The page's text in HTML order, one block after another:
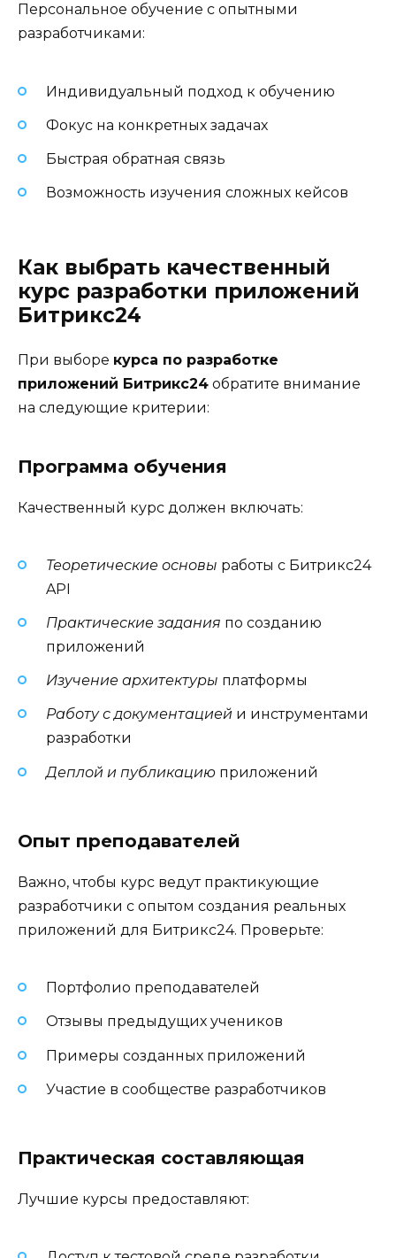
Персональное обучение с опытными
разработчиками:
Индивидуальный подход к обучению
Фокус на конкретных задачах
Быстрая обратная связь
Возможность изучения сложных кейсов
Как выбрать качественный
курс разработки приложений
Битрикс24
При выборе курса по разработке
приложений Битрикс24 обратите внимание
на следующие критерии:
Программа обучения
Качественный курс должен включать:
Теоретические основы работы с Битрикс24
API
Практические задания по созданию
приложений
Изучение архитектуры платформы
Работу с документацией и инструментами
разработки
Деплой и публикацию приложений
Опыт преподавателей
Важно, чтобы курс ведут практикующие
разработчики с опытом создания реальных
приложений для Битрикс24. Проверьте:
Портфолио преподавателей
Отзывы предыдущих учеников
Примеры созданных приложений
Участие в сообществе разработчиков
Практическая составляющая
Лучшие курсы предоставляют: